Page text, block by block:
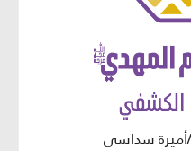
أميرة سداسي